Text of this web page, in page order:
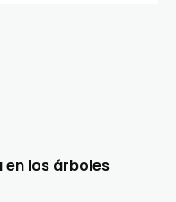
los árboles